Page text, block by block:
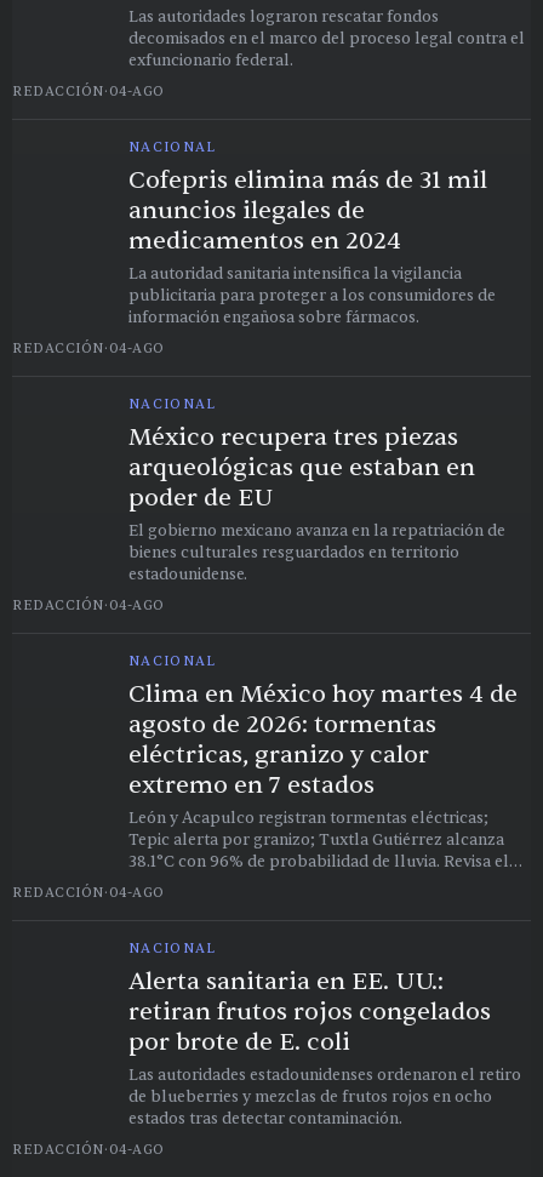
Las autoridades lograron rescatar fondos
decomisados en el marco del proceso legal contra el
exfuncionario federal.
REDACCIÓN· 04-AGO
NACIONAL
Cofepris elimina más de 31 mil
anuncios ilegales de
medicamentos en 2024
La autoridad sanitaria intensifica la vigilancia
publicitaria para proteger a los consumidores de
información engañosa sobre fármacos.
REDACCIÓN· 04-AGO
NACIONAL
México recupera tres piezas
arqueológicas que estaban en
poder de EU
El gobierno mexicano avanza en la repatriación de
bienes culturales resguardados en territorio
estadounidense.
REDACCIÓN· 04-AGO
NACIONAL
Clima en México hoy martes 4 de
agosto de 2026: tormentas
eléctricas, granizo y calor
extremo en 7 estados
León y Acapulco registran tormentas eléctricas;
Tepic alerta por granizo; Tuxtla Gutiérrez alcanza
38.1°C con 96% de probabilidad de lluvia. Revisa el
pronóstico completo antes de salir.
REDACCIÓN· 04-AGO
NACIONAL
Alerta sanitaria en EE. UU.:
retiran frutos rojos congelados
por brote de E. coli
Las autoridades estadounidenses ordenaron el retiro
de blueberries y mezclas de frutos rojos en ocho
estados tras detectar contaminación.
REDACCIÓN· 04-AGO